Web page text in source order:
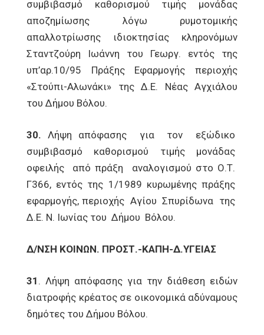
συμβιβασμό καθορισμού τιμής μονάδας
αποζημίωσης λόγω ρυμοτομικής
απαλλοτρίωσης ιδιοκτησίας κληρονόμων
Σταντζούρη Ιωάννη του Γεωργ. εντός της
υπ’αρ.10/95 Πράξης Εφαρμογής περιοχής
«Στούπι-Αλωνάκι» της Δ.Ε. Νέας Αγχιάλου
του Δήμου Βόλου.
30. Λήψη απόφασης για τον εξώδικο
συμβιβασμό καθορισμού τιμής μονάδας
οφειλής από πράξη αναλογισμού στο Ο.Τ.
Γ366, εντός της 1/1989 κυρωμένης πράξης
εφαρμογής, περιοχής Αγίου Σπυρίδωνα της
Δ.Ε. Ν. Ιωνίας του Δήμου Βόλου.
Δ/ΝΣΗ ΚΟΙΝΩΝ. ΠΡΟΣΤ.-ΚΑΠΗ-Δ.ΥΓΕΙΑΣ
31 . Λήψη απόφασης για την διάθεση ειδών
διατροφής κρέατος σε οικονομικά αδύναμους
δημότες του Δήμου Βόλου.